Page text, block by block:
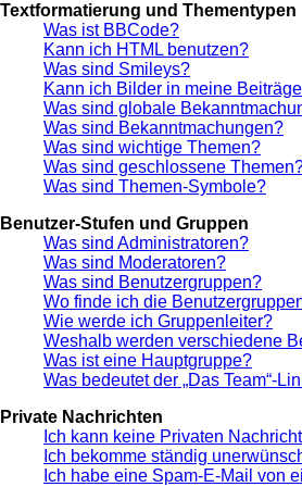
Textformatierung und Thementypen
Was ist BBCode?
Kann ich HTML benutzen?
Was sind Smileys?
Kann ich Bilder in meine
Was sind globale
Was sind Bekanntmachungen?
Was sind wichtige Themen?
Was sind geschlossene
Was sind Themen-Symbole?
Benutzer-Stufen und Gruppen
Was sind Administratoren?
Was sind Moderatoren?
Was sind Benutzergruppen?
Wo finde ich die
Wie werde ich Gruppenleiter?
Weshalb werden verschiedene
Was ist eine Hauptgruppe?
Was bedeutet der „Das Team“-
Private Nachrichten
Ich kann keine Privaten
Ich bekomme ständig
Ich habe eine Spam-E-Mail von